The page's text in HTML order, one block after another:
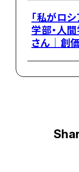
「私がロ
学部・人
さん｜創